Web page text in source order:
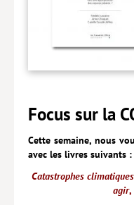
Focus sur la
Cette semaine, nous
avec les livres suivants :
Catastrophes
agir,